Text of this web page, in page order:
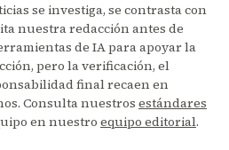
se investiga, se contrasta con
nuestra redacción antes de
de IA para apoyar la
pero la verificación, el
final recaen en
Consulta nuestros estándares
en nuestro equipo editorial.